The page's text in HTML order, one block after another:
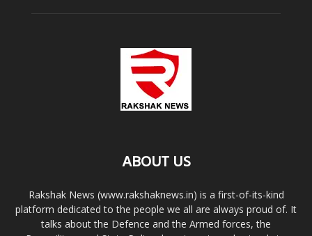
ABOUT US
Rakshak News (www.rakshaknews.in) is a first-of-its-kind
platform dedicated to the people we all are always proud of. It
talks about the Defence and the Armed forces, the